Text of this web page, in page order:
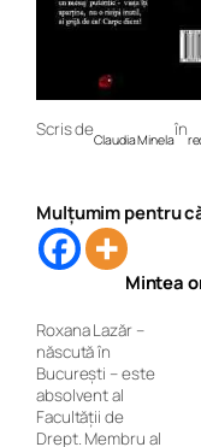
Scris de
Claudia Minela
în
Mulțumim pentru
Mintea
Roxana Lazăr –
născută în
București – este
absolvent al
Facultății de
Drept. Membru al